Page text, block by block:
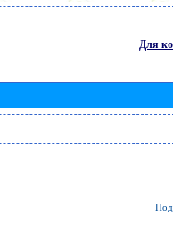
Для